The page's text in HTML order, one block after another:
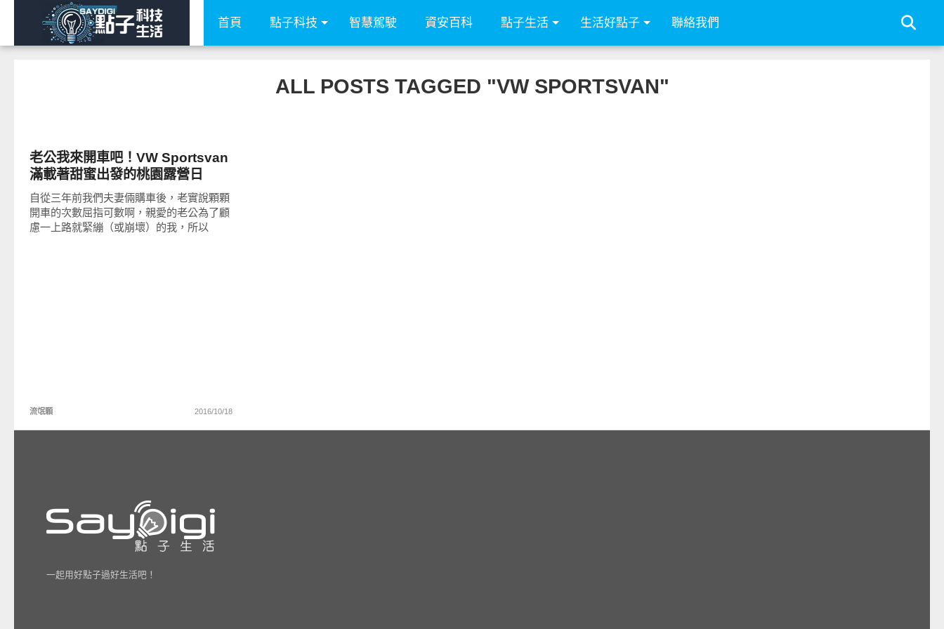
首頁 點子科技 智慧駕駛 資安百科 點子生活 生活好點子 聯絡我們
ALL POSTS TAGGED "VW SPORTSVAN"
老公我來開車吧！VW Sportsvan
滿載著甜蜜出發的桃園露營日
自從三年前我們夫妻倆購車後，老實說顆顆
開車的次數屈指可數啊，親愛的老公為了顧
慮一上路就緊繃（或崩壞）的我，所以
流氓顆 2016/10/18
一起用好點子過好生活吧！